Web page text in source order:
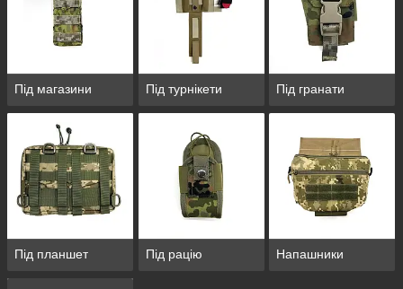
Під магазини Під турнікети Під гранати
Під планшет Під рацію Напашники